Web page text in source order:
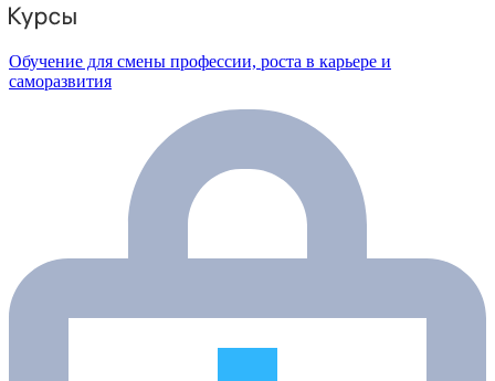
Обучение для смены профессии, роста в карьере и
саморазвития